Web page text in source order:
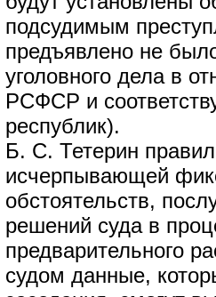
подсудимым
предъявлено не
уголовного дела в
РСФСР и
республик).
Б. С. Тетерин
исчерпывающей
обстоятельств,
решений суда в
предварительного
судом данные,